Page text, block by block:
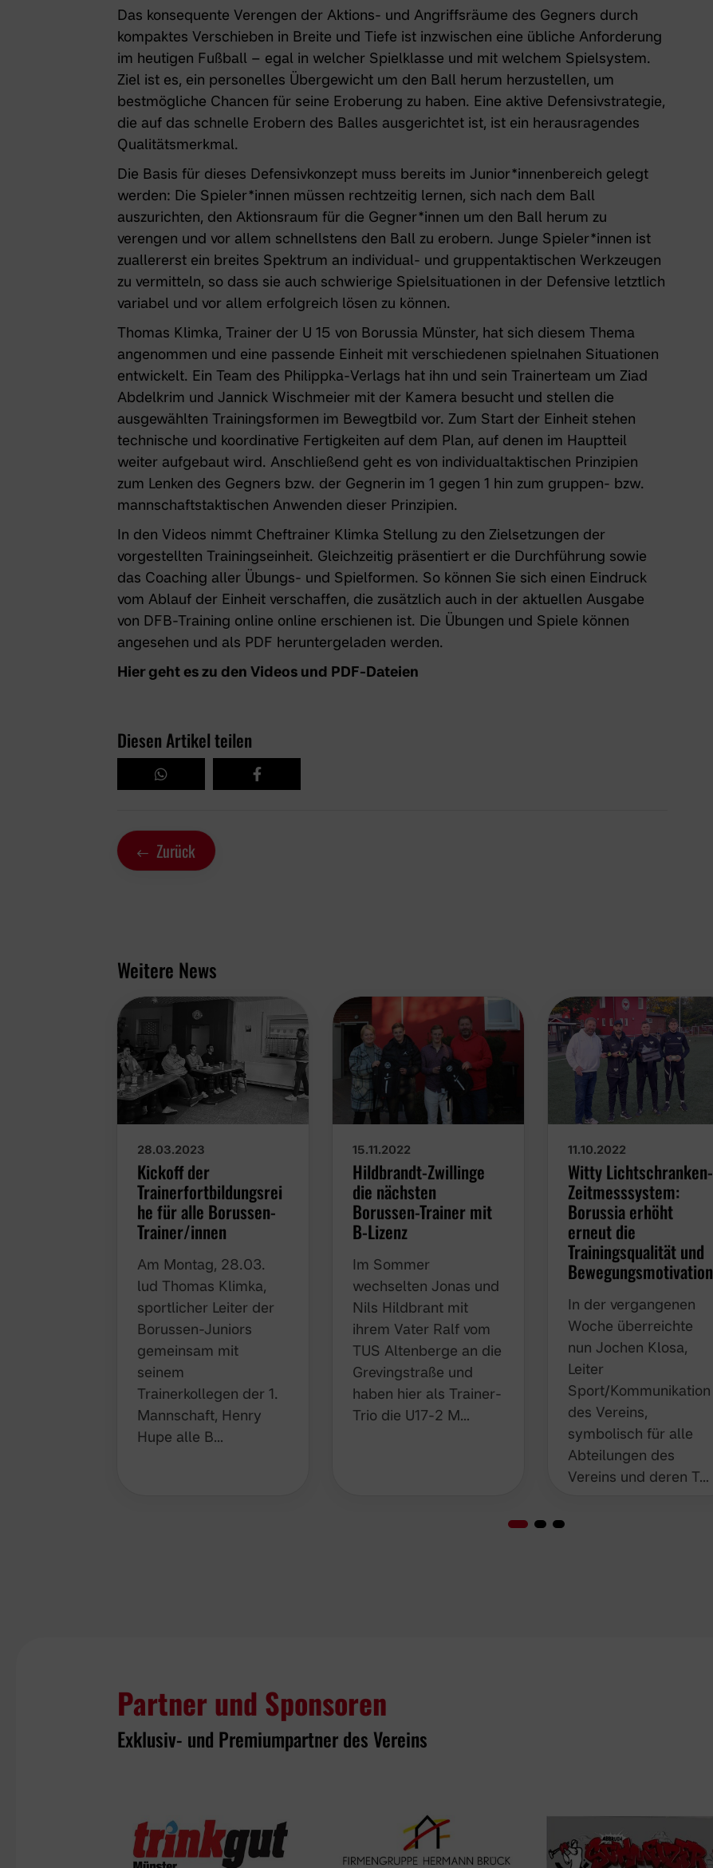
Das konsequente Verengen der Aktions- und Angriffsräume des Gegners durch
kompaktes Verschieben in Breite und Tiefe ist inzwischen eine übliche Anforderung
im heutigen Fußball – egal in welcher Spielklasse und mit welchem Spielsystem.
Ziel ist es, ein personelles Übergewicht um den Ball herum herzustellen, um
bestmögliche Chancen für seine Eroberung zu haben. Eine aktive Defensivstrategie,
die auf das schnelle Erobern des Balles ausgerichtet ist, ist ein herausragendes
Qualitätsmerkmal.
Die Basis für dieses Defensivkonzept muss bereits im Junior*innenbereich gelegt
werden: Die Spieler*innen müssen rechtzeitig lernen, sich nach dem Ball
auszurichten, den Aktionsraum für die Gegner*innen um den Ball herum zu
verengen und vor allem schnellstens den Ball zu erobern. Junge Spieler*innen ist
zuallererst ein breites Spektrum an individual- und gruppentaktischen Werkzeugen
zu vermitteln, so dass sie auch schwierige Spielsituationen in der Defensive letztlich
variabel und vor allem erfolgreich lösen zu können.
Thomas Klimka, Trainer der U 15 von Borussia Münster, hat sich diesem Thema
angenommen und eine passende Einheit mit verschiedenen spielnahen Situationen
entwickelt. Ein Team des Philippka-Verlags hat ihn und sein Trainerteam um Ziad
Abdelkrim und Jannick Wischmeier mit der Kamera besucht und stellen die
ausgewählten Trainingsformen im Bewegtbild vor. Zum Start der Einheit stehen
technische und koordinative Fertigkeiten auf dem Plan, auf denen im Hauptteil
weiter aufgebaut wird. Anschließend geht es von individualtaktischen Prinzipien
zum Lenken des Gegners bzw. der Gegnerin im 1 gegen 1 hin zum gruppen- bzw.
mannschaftstaktischen Anwenden dieser Prinzipien.
In den Videos nimmt Cheftrainer Klimka Stellung zu den Zielsetzungen der
vorgestellten Trainingseinheit. Gleichzeitig präsentiert er die Durchführung sowie
das Coaching aller Übungs- und Spielformen. So können Sie sich einen Eindruck
vom Ablauf der Einheit verschaffen, die zusätzlich auch in der aktuellen Ausgabe
von DFB-Training online online erschienen ist. Die Übungen und Spiele können
angesehen und als PDF heruntergeladen werden.
Hier geht es zu den Videos und PDF-Dateien
Diesen Artikel teilen
Zurück
Weitere News
28.03.2023
Kickoff der
Trainerfortbildungsrei
he für alle Borussen-
Trainer/innen
Am Montag, 28.03.
lud Thomas Klimka,
sportlicher Leiter der
Borussen-Juniors
gemeinsam mit
seinem
Trainerkollegen der 1.
Mannschaft, Henry
Hupe alle B…
15.11.2022
Hildbrandt-Zwillinge
die nächsten
Borussen-Trainer mit
B-Lizenz
Im Sommer
wechselten Jonas und
Nils Hildbrant mit
ihrem Vater Ralf vom
TUS Altenberge an die
Grevingstraße und
haben hier als Trainer-
Trio die U17-2 M…
11.10.2022
Witty Lichtschranken-
Zeitmesssystem:
Borussia erhöht
erneut die
Trainingsqualität und
Bewegungsmotivation
In der vergangenen
Woche überreichte
nun Jochen Klosa,
Leiter
Sport/Kommunikation
des Vereins,
symbolisch für alle
Abteilungen des
Vereins und deren T…
Partner und Sponsoren
Exklusiv- und Premiumpartner des Vereins